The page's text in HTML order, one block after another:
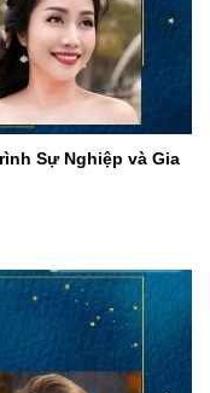
Sự Nghiệp và Gia